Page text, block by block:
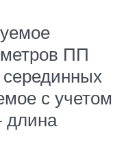
метров ПП
с учетом
длина